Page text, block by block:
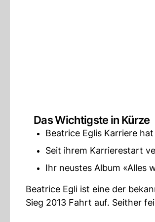
Das Wichtigste in Kürze
Beatrice Eglis Karriere
Seit ihrem Karrierestart
Ihr neustes Album «Alles
Beatrice Egli ist eine der
Sieg 2013 Fahrt auf. Seither